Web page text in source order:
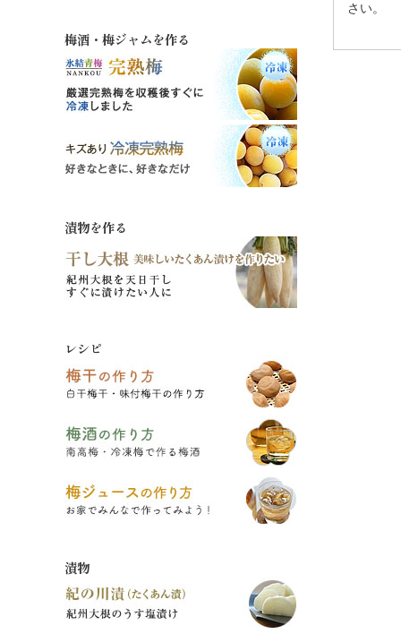
さい。
梅酒・梅ジャムを作る
漬物を作る
レシピ
漬物